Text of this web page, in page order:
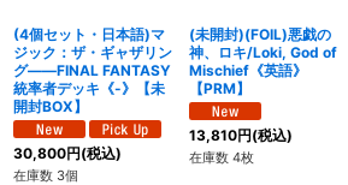
(4個セット・日本語)マ
ジック：ザ・ギャザリン
グ――FINAL FANTASY
統率者デッキ《-》【未
開封BOX】
30,800円(税込)
在庫数 3個
(未開封)(FOIL)悪戯の
神、ロキ/Loki, God of
Mischief《英語》
【PRM】
13,810円(税込)
在庫数 4枚